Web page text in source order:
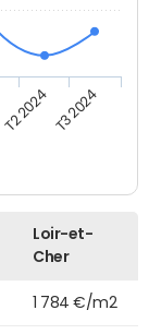
T2 2024 T3 2024
Loir-et-
Cher
1 784 €/m2